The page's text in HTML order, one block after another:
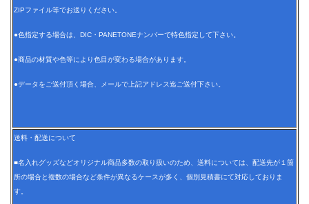
ZIPファイル等でお送りください。
●色指定する場合は、DIC・PANETONEナンバーで特色指定して下さい。
●商品の材質や色等により色目が変わる場合があります。
●データをご送付頂く場合、メールで上記アドレス迄ご送付下さい。
送料・配送について
■名入れグッズなどオリジナル商品多数の取り扱いのため、送料については、配送先が１箇
所の場合と複数の場合など条件が異なるケースが多く、個別見積書にて対応しておりま
す。